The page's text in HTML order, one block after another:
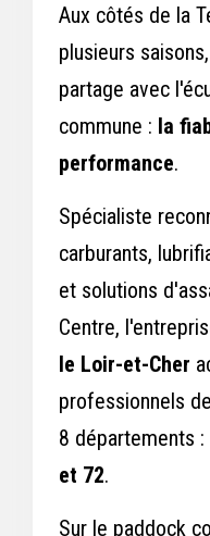
Aux côtés de la
plusieurs saisons,
partage avec
commune : la
performance.
Spécialiste
carburants,
et solutions
Centre,
le Loir-et-Cher
professionnels
8 départements :
et 72.
Sur le paddock